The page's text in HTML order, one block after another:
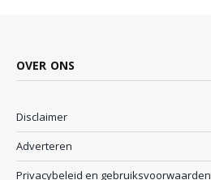
OVER ONS
Disclaimer
Adverteren
Privacybeleid en gebruiksvoorwaarden